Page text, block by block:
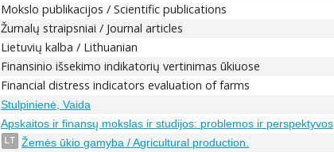
Mokslo publikacijos / Scientific publications
Žurnalų straipsniai / Journal articles
Lietuvių kalba / Lithuanian
Finansinio išsekimo indikatorių vertinimas ūkiuose
Financial distress indicators evaluation of farms
Stulpinienė, Vaida
Apskaitos ir finansų mokslas ir studijos: problemos ir perspektyvos
LT Žemės ūkio gamyba / Agricultural production.